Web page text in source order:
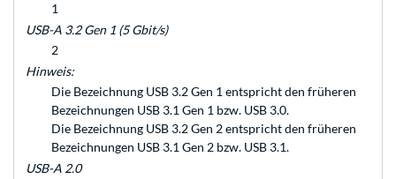
1
USB-A 3.2 Gen 1 (5 Gbit/s)
2
Hinweis:
Die Bezeichnung USB 3.2 Gen 1 entspricht den früheren
Bezeichnungen USB 3.1 Gen 1 bzw. USB 3.0.
Die Bezeichnung USB 3.2 Gen 2 entspricht den früheren
Bezeichnungen USB 3.1 Gen 2 bzw. USB 3.1.
USB-A 2.0